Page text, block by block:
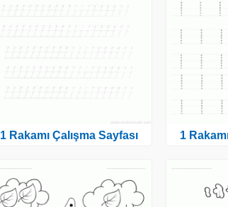
1 Rakamı Çalışma Sayfası 1